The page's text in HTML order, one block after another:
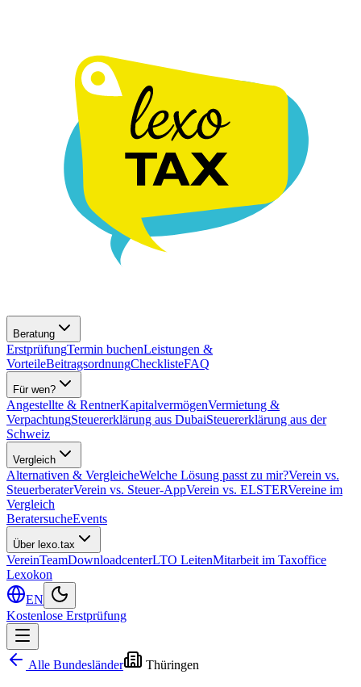
Beratung
ErstprüfungTermin buchenLeistungen &
VorteileBeitragsordnungChecklisteFAQ
Für wen?
Angestellte & RentnerKapitalvermögenVermietung &
VerpachtungSteuererklärung aus DubaiSteuererklärung aus der
Schweiz
Vergleich
Alternativen & VergleicheWelche Lösung passt zu mir?Verein vs.
SteuerberaterVerein vs. Steuer-AppVerein vs. ELSTERVereine im
Vergleich
BeratersucheEvents
Über lexo.tax
VereinTeamDownloadcenterLTO LeitenMitarbeit im Taxoffice
Lexokon
EN
Kostenlose Erstprüfung
Alle Bundesländer Thüringen